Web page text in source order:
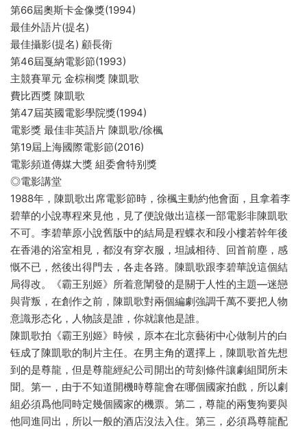
第66屆奧斯卡金像獎(1994)
最佳外語片(提名)
最佳攝影(提名) 顧長衛
第46屆戛納電影節(1993)
主競賽單元 金棕榈獎 陳凱歌
費比西獎 陳凱歌
第47屆英國電影學院獎(1994)
電影獎 最佳非英語片 陳凱歌/徐楓
第19屆上海國際電影節(2016)
電影頻道傳媒大獎 組委會特别獎
◎電影講堂
1988年，陳凱歌出席電影節時，徐楓主動約他會面，且拿着李
碧華的小說專程來見他，見了便說做出這樣一部電影非陳凱歌
不可。李碧華原小說舊版中的結局是程蝶衣和段小樓若幹年後
在香港的浴室相見，都沒有穿衣服，坦誠相待、回首前塵，感
慨不已，然後出得門去，各走各路。陳凱歌跟李碧華說這個結
局得改。《霸王别姬》所着意闡發的是關于人性的主題—迷戀
與背叛，在創作之前，陳凱歌對兩個編劇強調千萬不要把人物
意識形态化，人物該是誰，你就讓他是誰。
陳凱歌拍《霸王别姬》時候，原本在北京藝術中心做制片的白
钰成了陳凱歌的制片主任。在男主角的選擇上，陳凱歌首先想
到的是尊龍，但是尊龍經紀公司開出的苛刻條件讓劇組聞所未
聞。第一，由于不知道開機時尊龍會在哪個國家拍戲，所以劇
組必須爲他同時定幾個國家的機票。第二，尊龍的兩隻狗要與
他同進同出，所以一般的酒店沒法入住。第三，必須爲尊龍配